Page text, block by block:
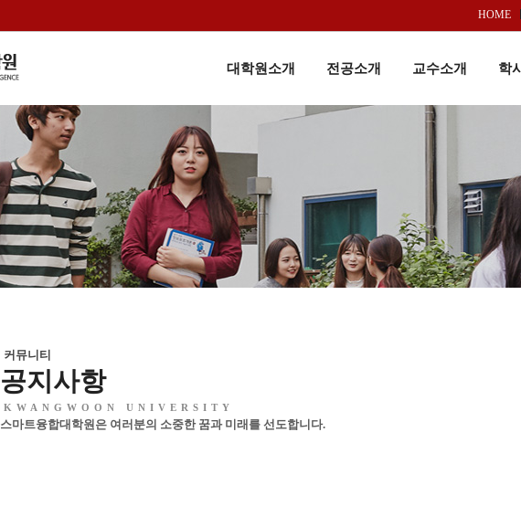
HOME
대학원소개 전공소개 교수소개 학
커뮤니티
공지사항
KWANGWOON UNIVERSITY
스마트융합대학원은 여러분의 소중한 꿈과 미래를 선도합니다.